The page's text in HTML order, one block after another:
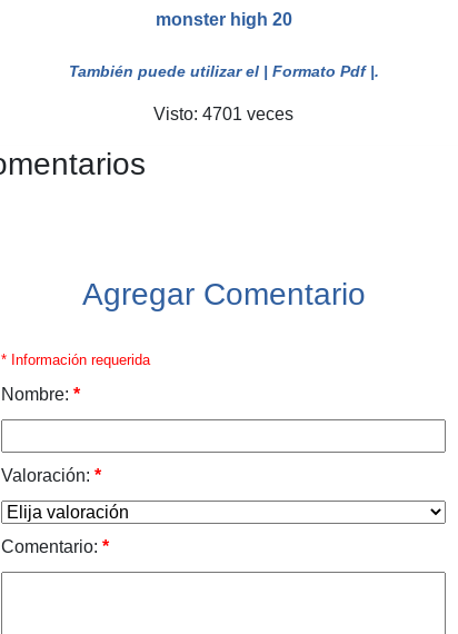
monster high 20
También puede utilizar el | Formato Pdf |.
Visto: 4701 veces
Agregar Comentario
* Información requerida
Nombre: *
Valoración: *
Comentario: *